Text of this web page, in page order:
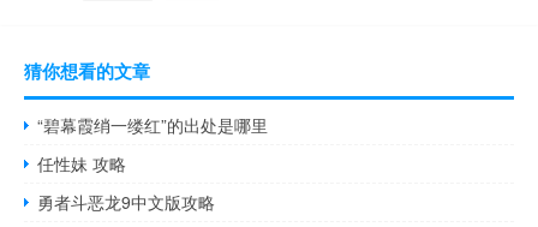
猜你想看的文章
“碧幕霞绡一缕红”的出处是哪里
任性妹 攻略
勇者斗恶龙9中文版攻略